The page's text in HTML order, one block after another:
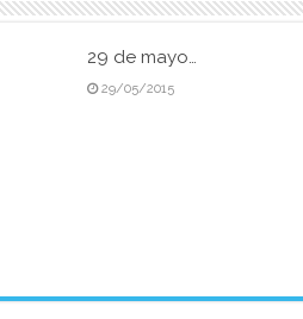
29 de mayo…
29/05/2015